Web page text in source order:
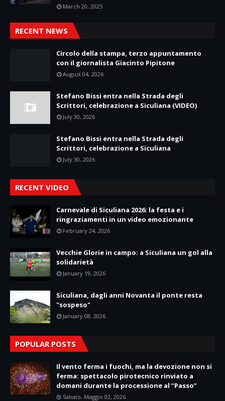
March 20, 2025
RECENT NEWS
Circolo della stampa, terzo appuntamento
con il giornalista Giacinto Pipitone
August 04, 2026
Stefano Bissi entra nella Strada degli
Scrittori, celebrazione a Siculiana (VIDEO)
July 30, 2026
Stefano Bissi entra nella Strada degli
Scrittori, celebrazione a Siculiana
July 30, 2026
RECENT VIDEO
Carnevale di Siculiana 2026: la festa e i
ringraziamenti in un video emozionante
February 24, 2026
Vecchie Glorie in campo: a Siculiana un gol alla
solidarietà
January 19, 2026
Siculiana, dagli anni Novanta il ponte resta
"sospeso"
January 08, 2026
POPULAR POSTS
Il vento ferma i fuochi, ma la devozione non si
ferma: spettacolo pirotecnico rinviato a
domani durante la processione al “Passo”
Sabato, Maggio 02, 2026